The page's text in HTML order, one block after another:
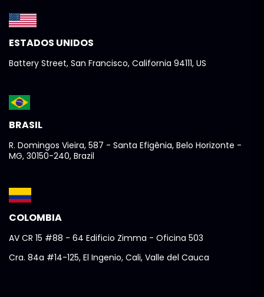
ESTADOS UNIDOS
Battery Street, San Francisco, California 94111, US
BRASIL
R. Domingos Vieira, 587 - Santa Efigênia, Belo Horizonte -
MG, 30150-240, Brazil
COLOMBIA
AV CR 15 #88 - 64 Edificio Zimma - Oficina 503
Cra. 84a #14-125, El Ingenio, Cali, Valle del Cauca